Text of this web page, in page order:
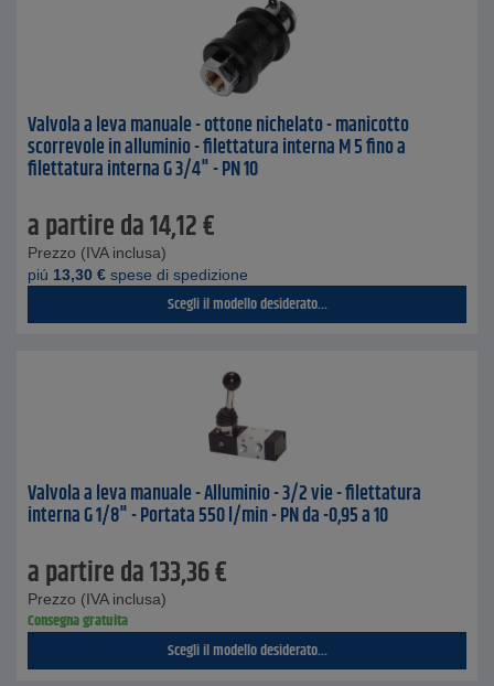
Valvola a leva manuale - ottone nichelato - manicotto
scorrevole in alluminio - filettatura interna M 5 fino a
filettatura interna G 3/4" - PN 10
a partire da14,12€
Prezzo (IVA inclusa)
piú 13,30 € spese di spedizione
Scegli il modello desiderato...
Valvola a leva manuale - Alluminio - 3/2 vie - filettatura
interna G 1/8" - Portata 550 l/min - PN da -0,95 a 10
a partire da133,36€
Prezzo (IVA inclusa)
Consegna gratuita
Scegli il modello desiderato...